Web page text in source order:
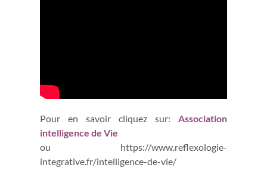
Pour en savoir cliquez sur: Association
intelligence de Vie
ou https://www.reflexologie-
integrative.fr/intelligence-de-vie/